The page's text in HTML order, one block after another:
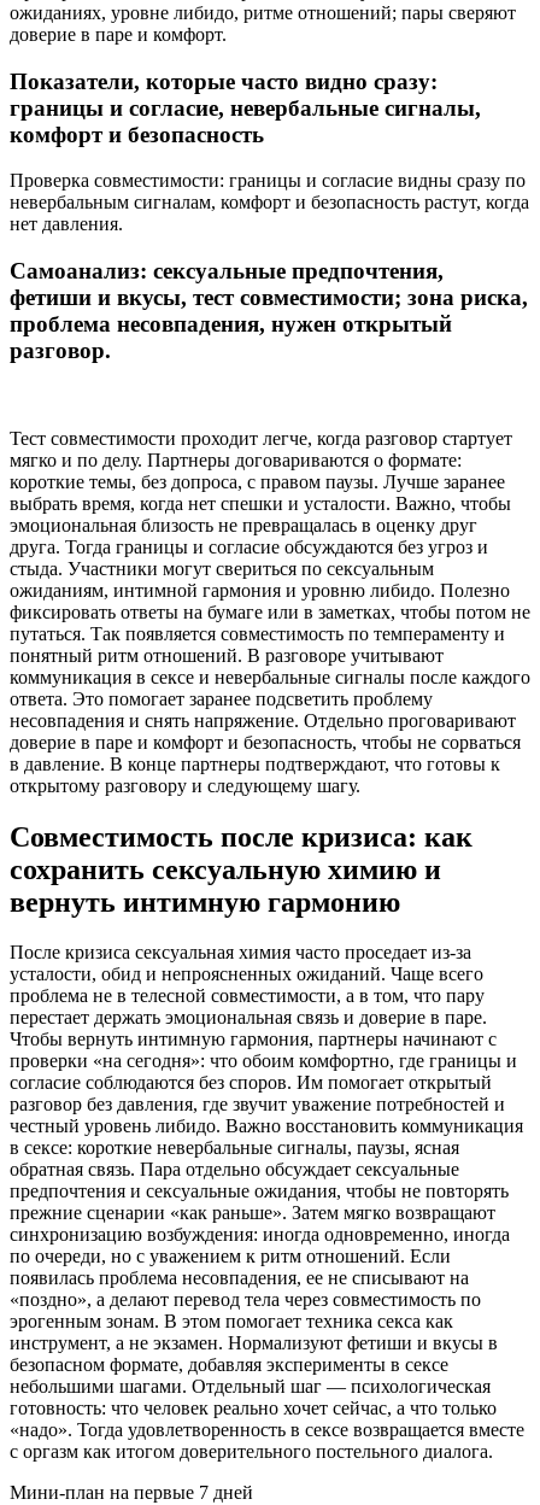
ожиданиях, уровне либидо, ритме отношений; пары сверяют
доверие в паре и комфорт.
Показатели, которые часто видно сразу:
границы и согласие, невербальные сигналы,
комфорт и безопасность
Проверка совместимости: границы и согласие видны сразу по
невербальным сигналам, комфорт и безопасность растут, когда
нет давления.
Самоанализ: сексуальные предпочтения,
фетиши и вкусы, тест совместимости; зона риска,
проблема несовпадения, нужен открытый
разговор.
Тест совместимости проходит легче, когда разговор стартует
мягко и по делу. Партнеры договариваются о формате:
короткие темы, без допроса, с правом паузы. Лучше заранее
выбрать время, когда нет спешки и усталости. Важно, чтобы
эмоциональная близость не превращалась в оценку друг
друга. Тогда границы и согласие обсуждаются без угроз и
стыда. Участники могут свериться по сексуальным
ожиданиям, интимной гармония и уровню либидо. Полезно
фиксировать ответы на бумаге или в заметках, чтобы потом не
путаться. Так появляется совместимость по темпераменту и
понятный ритм отношений. В разговоре учитывают
коммуникация в сексе и невербальные сигналы после каждого
ответа. Это помогает заранее подсветить проблему
несовпадения и снять напряжение. Отдельно проговаривают
доверие в паре и комфорт и безопасность, чтобы не сорваться
в давление. В конце партнеры подтверждают, что готовы к
открытому разговору и следующему шагу.
Совместимость после кризиса: как
сохранить сексуальную химию и
вернуть интимную гармонию
После кризиса сексуальная химия часто проседает из‑за
усталости, обид и непроясненных ожиданий. Чаще всего
проблема не в телесной совместимости, а в том, что пару
перестает держать эмоциональная связь и доверие в паре.
Чтобы вернуть интимную гармония, партнеры начинают с
проверки «на сегодня»: что обоим комфортно, где границы и
согласие соблюдаются без споров. Им помогает открытый
разговор без давления, где звучит уважение потребностей и
честный уровень либидо. Важно восстановить коммуникация
в сексе: короткие невербальные сигналы, паузы, ясная
обратная связь. Пара отдельно обсуждает сексуальные
предпочтения и сексуальные ожидания, чтобы не повторять
прежние сценарии «как раньше». Затем мягко возвращают
синхронизацию возбуждения: иногда одновременно, иногда
по очереди, но с уважением к ритм отношений. Если
появилась проблема несовпадения, ее не списывают на
«поздно», а делают перевод тела через совместимость по
эрогенным зонам. В этом помогает техника секса как
инструмент, а не экзамен. Нормализуют фетиши и вкусы в
безопасном формате, добавляя эксперименты в сексе
небольшими шагами. Отдельный шаг — психологическая
готовность: что человек реально хочет сейчас, а что только
«надо». Тогда удовлетворенность в сексе возвращается вместе
с оргазм как итогом доверительного постельного диалога.
Мини-план на первые 7 дней